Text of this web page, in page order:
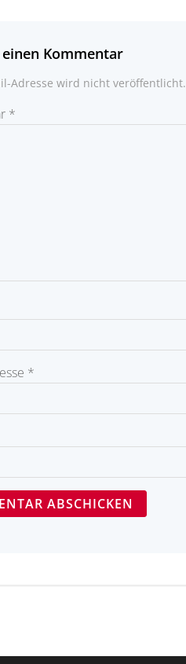
Kommentar
Adresse wird nicht veröffentlicht.
*
*